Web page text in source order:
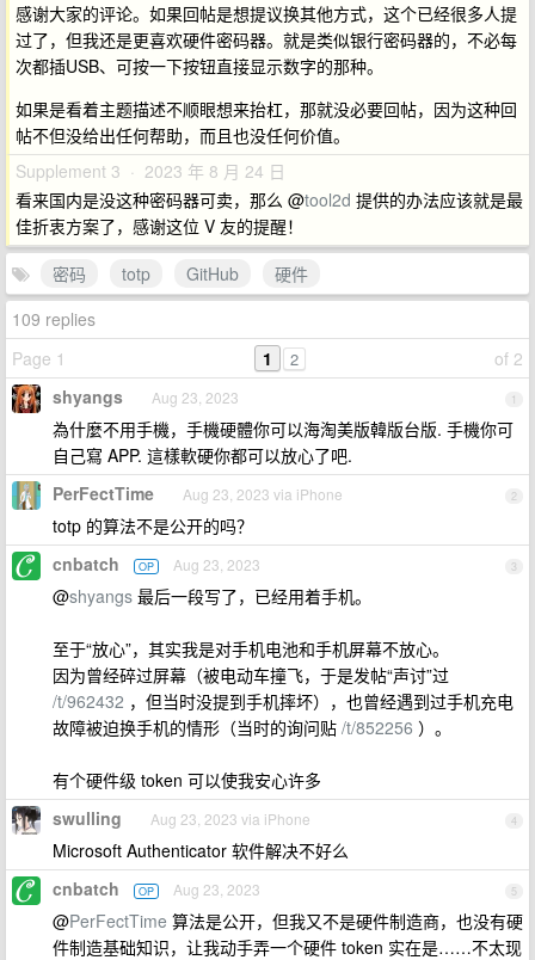
感谢大家的评论。如果回帖是想提议换其他方式，这个已经很多人提
过了，但我还是更喜欢硬件密码器。就是类似银行密码器的，不必每
次都插USB、可按一下按钮直接显示数字的那种。
如果是看着主题描述不顺眼想来抬杠，那就没必要回帖，因为这种回
帖不但没给出任何帮助，而且也没任何价值。
Supplement 3 · 2023 年 8 月 24 日
看来国内是没这种密码器可卖，那么 @tool2d 提供的办法应该就是最
佳折衷方案了，感谢这位 V 友的提醒！
密码
totp GitHub
硬件
109 replies
Page 1
of 2
1 2
1
shyangs Aug 23, 2023
為什麼不用手機，手機硬體你可以海淘美版韓版台版. 手機你可
自己寫 APP. 這樣軟硬你都可以放心了吧.
2
PerFectTime Aug 23, 2023 via iPhone
totp 的算法不是公开的吗？
3
cnbatch OP Aug 23, 2023
@shyangs 最后一段写了，已经用着手机。
至于“放心”，其实我是对手机电池和手机屏幕不放心。
因为曾经碎过屏幕（被电动车撞飞，于是发帖“声讨”过
/t/962432 ，但当时没提到手机摔坏），也曾经遇到过手机充电
故障被迫换手机的情形（当时的询问贴 /t/852256 ）。
有个硬件级 token 可以使我安心许多
4
swulling Aug 23, 2023 via iPhone
Microsoft Authenticator 软件解决不好么
5
cnbatch OP Aug 23, 2023
@PerFectTime 算法是公开，但我又不是硬件制造商，也没有硬
件制造基础知识，让我动手弄一个硬件 token 实在是……不太现